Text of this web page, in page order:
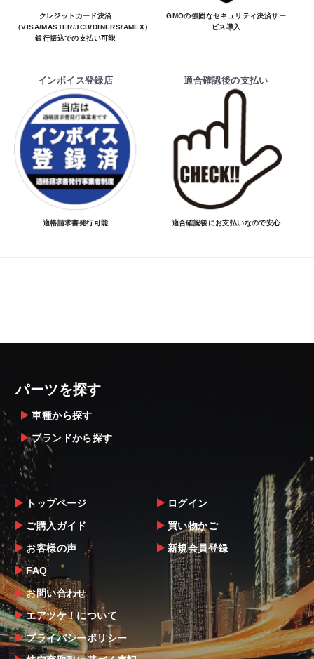
クレジットカード決済
（VISA/MASTER/JCB/DINERS/AMEX）、
銀行振込での支払い可能
GMOの強固なセキュリティ決済サー
ビス導入
インボイス登録店
適格請求書発行可能
適合確認後の支払い
適合確認後にお支払いなので安心
パーツを探す
車種から探す
ブランドから探す
トップページ
ご購入ガイド
お客様の声
FAQ
お問い合わせ
エアツケ！について
プライバシーポリシー
ログイン
買い物かご
新規会員登録